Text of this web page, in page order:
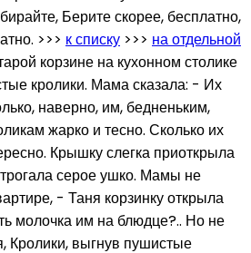
Берите скорее, бесплатно,
>>> к списку >>> на отдельной
корзине на кухонном столике
кролики. Мама сказала: - Их
наверно, им, бедненьким,
жарко и тесно. Сколько их
Крышку слегка приоткрыла
серое ушко. Мамы не
- Таня корзинку открыла
молочка им на блюдце?.. Но не
Кролики, выгнув пушистые